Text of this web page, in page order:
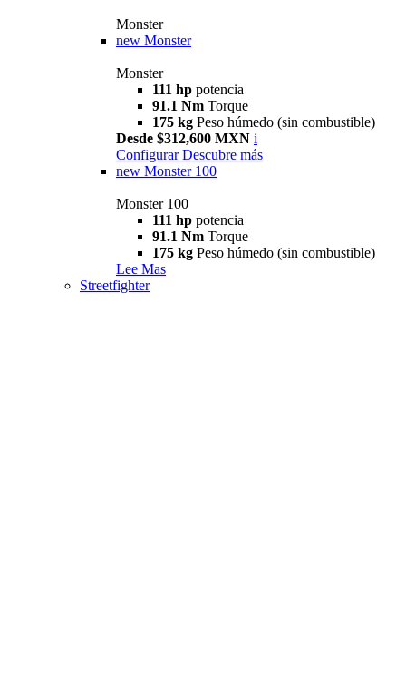
Monster
new Monster
Monster
111 hp potencia
91.1 Nm Torque
175 kg Peso húmedo (sin combustible)
Desde $312,600 MXN i
Configurar Descubre más
new Monster 100
Monster 100
111 hp potencia
91.1 Nm Torque
175 kg Peso húmedo (sin combustible)
Lee Mas
Streetfighter